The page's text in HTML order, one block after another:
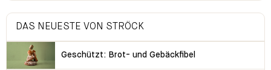
DAS NEUESTE VON STRÖCK
Geschützt: Brot- und Gebäckfibel